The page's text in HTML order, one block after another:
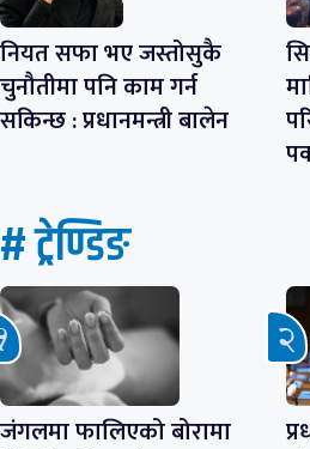
नियत सफा भए जस्तोसुकै
चुनौतीमा पनि काम गर्न
सकिन्छ : प्रधानमन्त्री बालेन
# ट्रेण्डिङ
जंगलमा फालिएको बोरामा